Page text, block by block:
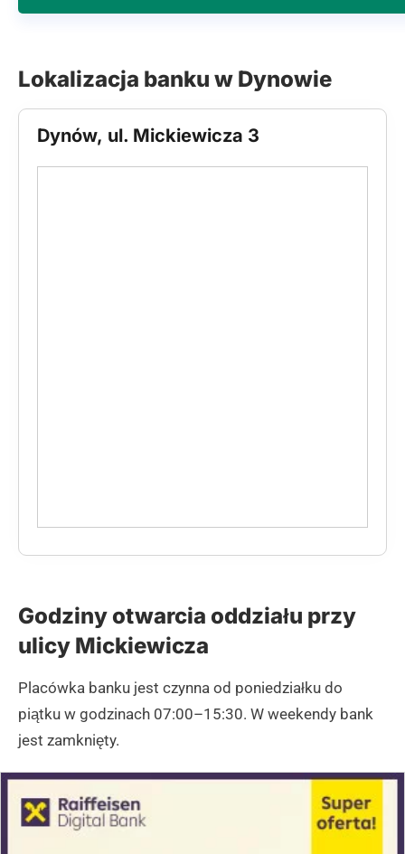
Lokalizacja banku w Dynowie
Dynów, ul. Mickiewicza 3
Godziny otwarcia oddziału przy
ulicy Mickiewicza
Placówka banku jest czynna od poniedziałku do
piątku w godzinach 07:00–15:30. W weekendy bank
jest zamknięty.